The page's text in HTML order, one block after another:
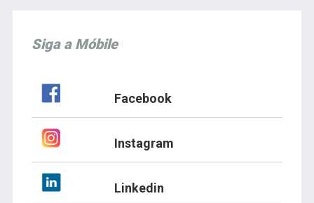
Siga a Móbile
Facebook
Instagram
Linkedin